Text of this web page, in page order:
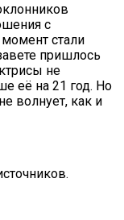
с
стали
пришлось
не
её на 21 год. Но
волнует, как и